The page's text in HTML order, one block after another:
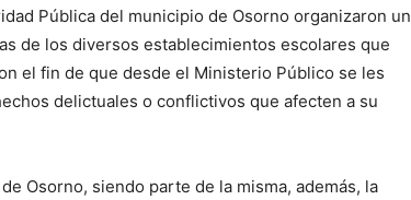
Pública del municipio de Osorno organizaron un
de los diversos establecimientos escolares que
el fin de que desde el Ministerio Público se les
delictuales o conflictivos que afecten a su
Osorno, siendo parte de la misma, además, la